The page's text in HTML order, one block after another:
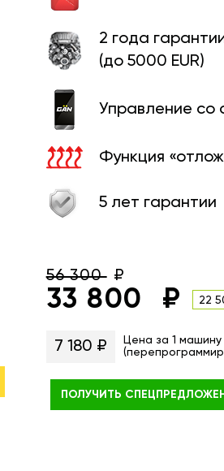
2 года
(до 5000 EUR)
Управление со
Функция
5 лет гарантии
56 300
33 800 22
7 180 ₽
Цена за 1 машину
ПОЛУЧИТЬ